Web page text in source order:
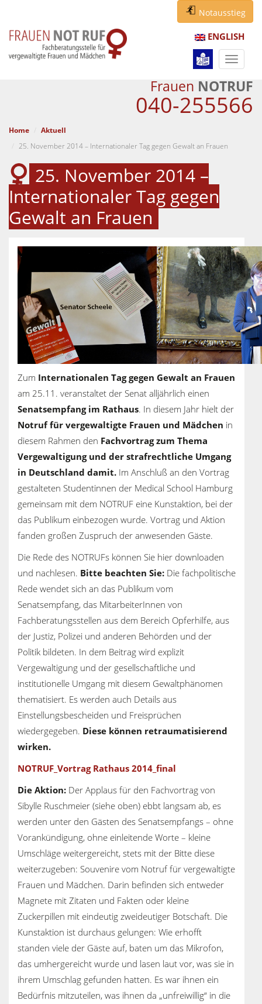
Notausstieg
ENGLISH
Frauen NOTRUF
040-255566
Home
Aktuell
25. November 2014 – Internationaler Tag gegen Gewalt an Frauen
25. November 2014 –
Internationaler Tag gegen
Gewalt an Frauen
Zum Internationalen Tag gegen Gewalt an Frauen
am 25.11. veranstaltet der Senat alljährlich einen
Senatsempfang im Rathaus. In diesem Jahr hielt der
Notruf für vergewaltigte Frauen und Mädchen in
diesem Rahmen den Fachvortrag zum Thema
Vergewaltigung und der strafrechtliche Umgang
in Deutschland damit. Im Anschluß an den Vortrag
gestalteten Studentinnen der Medical School Hamburg
gemeinsam mit dem NOTRUF eine Kunstaktion, bei der
das Publikum einbezogen wurde. Vortrag und Aktion
fanden großen Zuspruch der anwesenden Gäste.
Die Rede des NOTRUFs können Sie hier downloaden
und nachlesen. Bitte beachten Sie: Die fachpolitische
Rede wendet sich an das Publikum vom
Senatsempfang, das MitarbeiterInnen von
Fachberatungsstellen aus dem Bereich Opferhilfe, aus
der Justiz, Polizei und anderen Behörden und der
Politik bildeten. In dem Beitrag wird explizit
Vergewaltigung und der gesellschaftliche und
institutionelle Umgang mit diesem Gewaltphänomen
thematisiert. Es werden auch Details aus
Einstellungsbescheiden und Freisprüchen
wiedergegeben. Diese können retraumatisierend
wirken.
NOTRUF_Vortrag Rathaus 2014_final
Die Aktion: Der Applaus für den Fachvortrag von
Sibylle Ruschmeier (siehe oben) ebbt langsam ab, es
werden unter den Gästen des Senatsempfangs – ohne
Vorankündigung, ohne einleitende Worte – kleine
Umschläge weitergereicht, stets mit der Bitte diese
weiterzugeben: Souvenire vom Notruf für vergewaltigte
Frauen und Mädchen. Darin befinden sich entweder
Magnete mit Zitaten und Fakten oder kleine
Zuckerpillen mit eindeutig zweideutiger Botschaft. Die
Kunstaktion ist durchaus gelungen: Wie erhofft
standen viele der Gäste auf, baten um das Mikrofon,
das umhergereicht wurde und lasen laut vor, was sie in
ihrem Umschlag gefunden hatten. Es war ihnen ein
Bedürfnis mitzuteilen, was ihnen da „unfreiwillig“ in die